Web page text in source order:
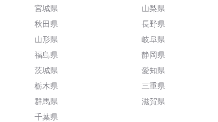
宮城県
秋田県
山形県
福島県
茨城県
栃木県
群馬県
千葉県
山梨県
長野県
岐阜県
静岡県
愛知県
三重県
滋賀県